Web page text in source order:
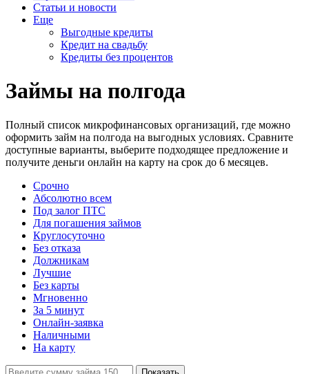
Статьи и новости
Еще
Выгодные кредиты
Кредит на свадьбу
Кредиты без процентов
Займы на полгода
Полный список микрофинансовых организаций, где можно
оформить займ на полгода на выгодных условиях. Сравните
доступные варианты, выберите подходящее предложение и
получите деньги онлайн на карту на срок до 6 месяцев.
Срочно
Абсолютно всем
Под залог ПТС
Для погашения займов
Круглосуточно
Без отказа
Должникам
Лучшие
Без карты
Мгновенно
За 5 минут
Онлайн-заявка
Наличными
На карту